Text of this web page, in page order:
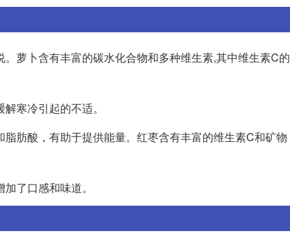
。萝卜含有丰富的碳水化合物和多种维生素,其中维生素C的
寒冷引起的不适。
肪酸，有助于提供能量。红枣含有丰富的维生素C和矿物
了口感和味道。